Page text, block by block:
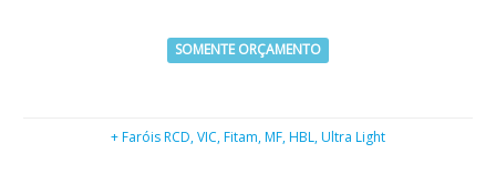
SOMENTE ORÇAMENTO
+ Faróis RCD, VIC, Fitam, MF, HBL, Ultra Light